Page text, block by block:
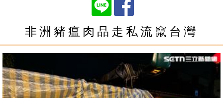
非洲豬瘟肉品走私流竄台灣